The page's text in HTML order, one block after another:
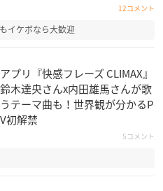
12コメント
イケボなら大歓迎
アプリ『快感フレーズ CLIMAX』
鈴木達央さんx内田雄馬さんが歌
うテーマ曲も！世界観が分かるP
V初解禁
5コメント